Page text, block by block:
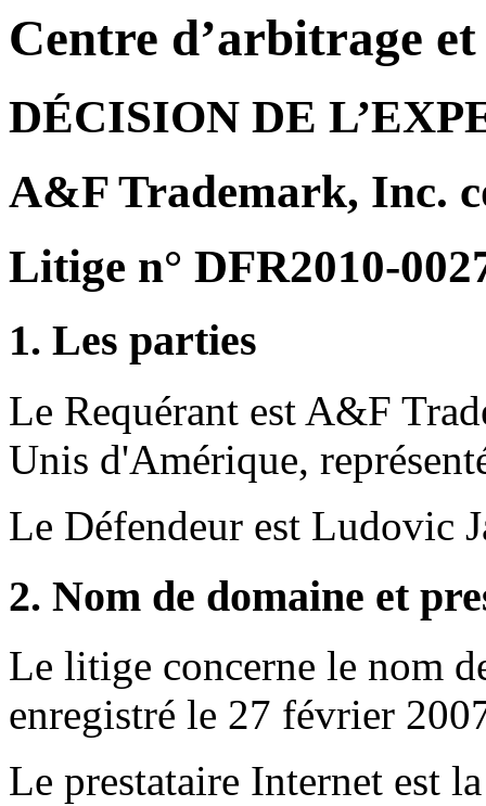
Centre d’arbitrage
DÉCISION DE
A&F Trademark, Inc.
Litige n° DFR2010-
1. Les parties
Le Requérant est A&F
Unis d'Amérique,
Le Défendeur est Ludovic
2. Nom de domaine et
Le litige concerne le nom
enregistré le 27 février
Le prestataire Internet est